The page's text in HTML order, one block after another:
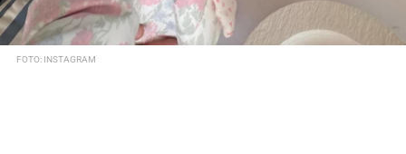
FOTO: INSTAGRAM